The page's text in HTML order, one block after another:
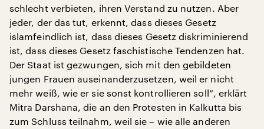
schlecht verbieten, ihren Verstand zu nutzen. Aber
jeder, der das tut, erkennt, dass dieses Gesetz
islamfeindlich ist, dass dieses Gesetz diskriminierend
ist, dass dieses Gesetz faschistische Tendenzen hat.
Der Staat ist gezwungen, sich mit den gebildeten
jungen Frauen auseinanderzusetzen, weil er nicht
mehr weiß, wie er sie sonst kontrollieren soll“, erklärt
Mitra Darshana, die an den Protesten in Kalkutta bis
zum Schluss teilnahm, weil sie – wie alle anderen